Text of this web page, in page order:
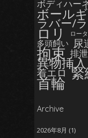
ボディハー
ボール
ラバー/
ロリ ロー
多頭飼い 尿
拘束 排泄
異物挿入
着エロ 緊
首輪
Archive
2026年8月 (1)